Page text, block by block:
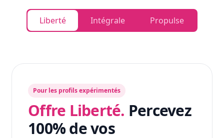
Liberté Intégrale Propulse
Pour les profils expérimentés
Offre Liberté. Percevez
100% de vos